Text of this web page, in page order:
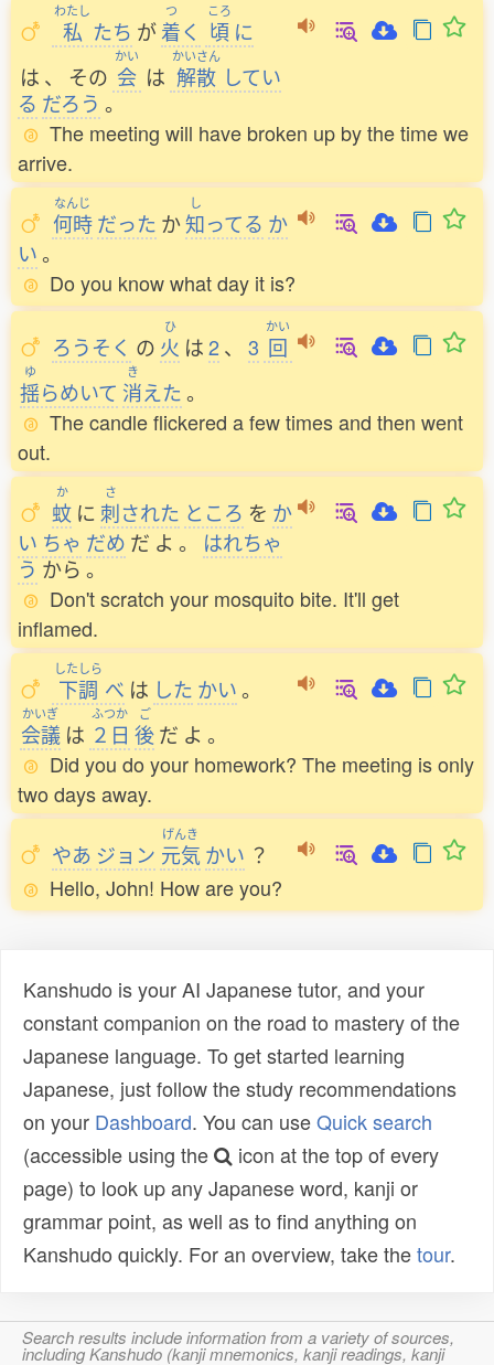
わたし
私 たち が
つ
着く
ころ
頃 に
は 、 その
かい
会 は
かいさん
解散 してい
る だろう 。
The meeting will have broken up by the time we
arrive.
なんじ
何時 だった か
し
知ってる か
い。
Do you know what day it is?
ろうそく の
ひ
火 は2 、 3
かい
回
ゆ
揺らめいて
き
消えた。
The candle flickered a few times and then went
out.
か
蚊 に
さ
刺された ところ を か
い ちゃ だめ だ よ 。
はれちゃ
う から 。
Don't scratch your mosquito bite. It'll get
inflamed.
したしら
下調 べ は した かい。
かいぎ
会議 は
ふつか
２日
ご
後だ よ 。
Did you do your homework? The meeting is only
two days away.
やあ ジョン
げんき
元気 かい ？
Hello, John! How are you?
Kanshudo is your AI Japanese tutor, and your
constant companion on the road to mastery of the
Japanese language. To get started learning
Japanese, just follow the study recommendations
on your Dashboard. You can useQuick search
(accessible using the
icon at the top of every
page) to look up any Japanese word, kanji or
grammar point, as well as to find anything on
Kanshudo quickly. For an overview, take thetour.
Search results include information from a variety of sources,
including Kanshudo (kanji mnemonics, kanji readings, kanji